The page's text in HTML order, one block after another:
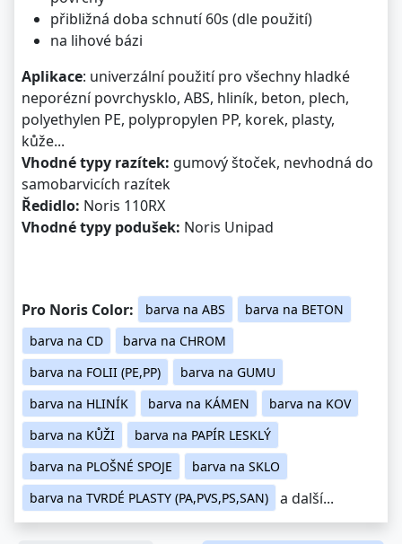
přibližná doba schnutí 60s (dle použití)
na lihové bázi
Aplikace: univerzální použití pro všechny hladké
neporézní povrchysklo, ABS, hliník, beton, plech,
polyethylen PE, polypropylen PP, korek, plasty,
kůže...
Vhodné typy razítek: gumový štoček, nevhodná do
samobarvicích razítek
Ředidlo: Noris 110RX
Vhodné typy podušek: Noris Unipad
Pro Noris Color: barva na ABS
barva na BETON
barva na CD
barva na CHROM
barva na FOLII (PE,PP)
barva na GUMU
barva na HLINÍK
barva na KÁMEN
barva na KOV
barva na KŮŽI
barva na PAPÍR LESKLÝ
barva na PLOŠNÉ SPOJE
barva na SKLO
barva na TVRDÉ PLASTY (PA,PVS,PS,SAN)
a další...